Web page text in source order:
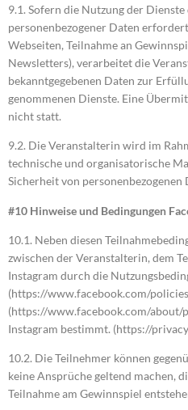
9.1. Sofern die Nutzung der
personenbezogener Daten
Webseiten, Teilnahme an
Newsletters), verarbeitet die
bekanntgegebenen Daten zur
genommenen Dienste. Eine
nicht statt.
9.2. Die Veranstalterin wird im
technische und organisatorische
Sicherheit von personenbezogenen
#10 Hinweise und Bedingungen
10.1. Neben diesen
zwischen der Veranstalterin, dem
Instagram durch die
(https://www.facebook.com/
(https://www.facebook.com/about/
Instagram bestimmt. (https://
10.2. Die Teilnehmer können
keine Ansprüche geltend machen,
Teilnahme am Gewinnspiel